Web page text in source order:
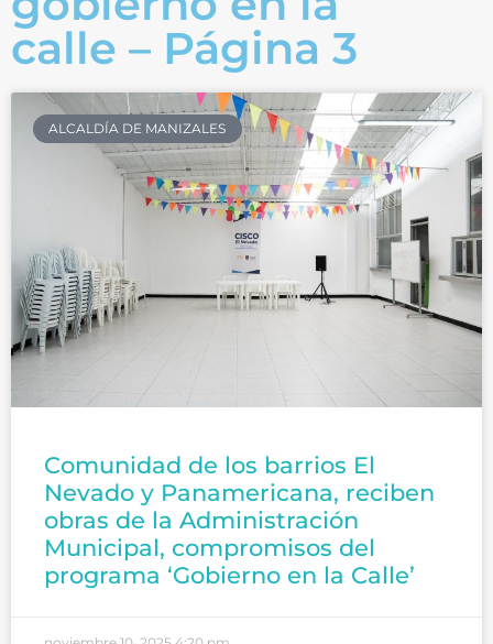
calle – Página 3
ALCALDÍA DE MANIZALES
Comunidad de los barrios El
Nevado y Panamericana, reciben
obras de la Administración
Municipal, compromisos del
programa ‘Gobierno en la Calle’